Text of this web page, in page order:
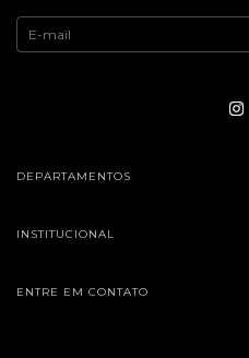
DEPARTAMENTOS
INSTITUCIONAL
ENTRE EM CONTATO